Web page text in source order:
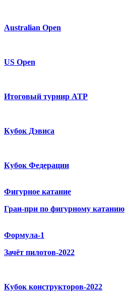
Australian Open
US Open
Итоговый турнир ATP
Кубок Дэвиса
Кубок Федерации
Фигурное катание
Гран-при по фигурному катанию
Формула-1
Зачёт пилотов-2022
Кубок конструкторов-2022